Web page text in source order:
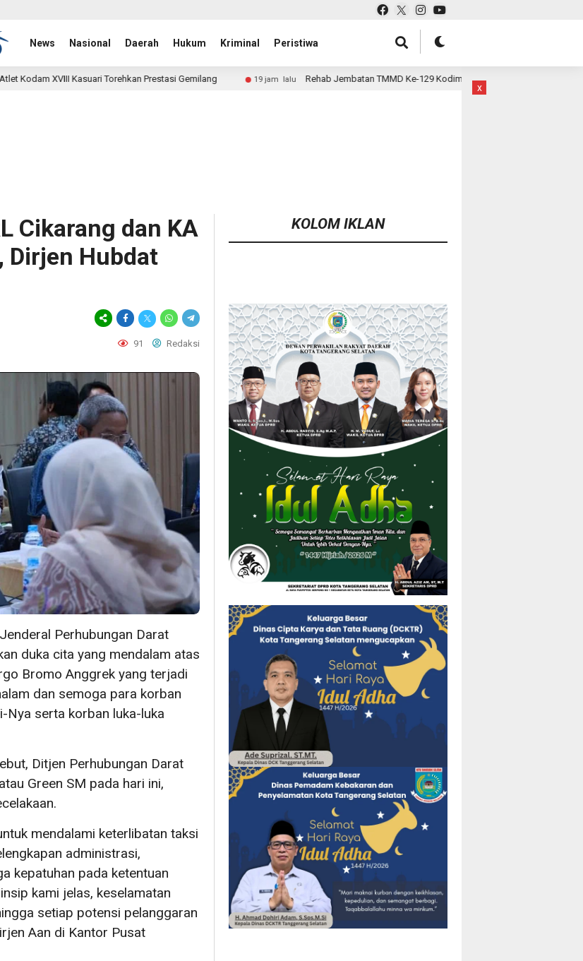
News Nasional Daerah Hukum Kriminal Peristiwa
Prestasi Gemilang 19 jam lalu Rehab Jembatan TMMD Ke-129 Kodim 1807/Sorsel Hampir Rampung, Perkuat Akses dan
Cikarang dan KA
Dirjen Hubdat
91 Redaksi
Perhubungan Darat
duka cita yang mendalam atas
Bromo Anggrek yang terjadi
dan semoga para korban
Nya serta korban luka-luka
Ditjen Perhubungan Darat
Green SM pada hari ini,
mendalami keterlibatan taksi
administrasi,
kepatuhan pada ketentuan
kami jelas, keselamatan
setiap potensi pelanggaran
Aan di Kantor Pusat
KOLOM IKLAN
x